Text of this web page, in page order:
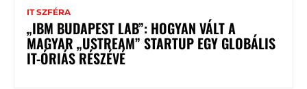
IT SZFÉRA
„IBM BUDAPEST LAB”: HOGYAN VÁLT A
MAGYAR „USTREAM” STARTUP EGY GLOBÁLIS
IT-ÓRIÁS RÉSZÉVÉ